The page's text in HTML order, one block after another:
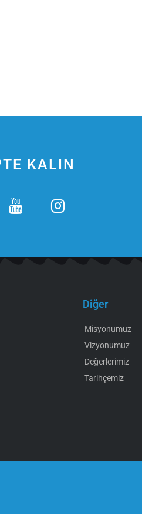
KALIN
Diğer
Misyonumuz
Vizyonumuz
Değerlerimiz
Tarihçemiz